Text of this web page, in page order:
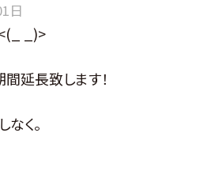
日
_)>
間延長致します！
く。